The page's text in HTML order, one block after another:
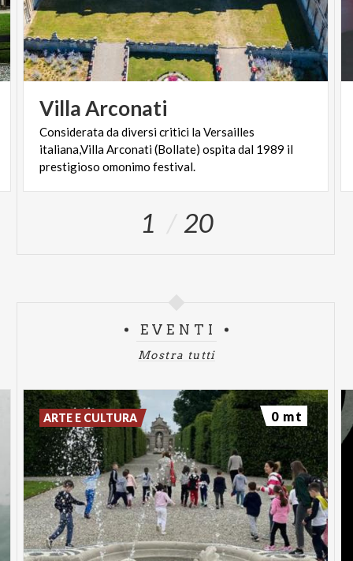
ULTIMO INGRESSO ORE 22:00
L’evento è organizzato da Fondazione Augusto Rancilio
in collaborazione con Musicamorfosi e Comune di
Bollate con il contributo di Fondazione Cariplo.
VillaArconati
Considerata da diversi critici la Versailles
italiana,Villa Arconati (Bollate) ospita dal 1989 il
prestigioso omonimo festival.
1 20
EVENTI
Mostra tutti
ARTE E CULTURA 0 mt